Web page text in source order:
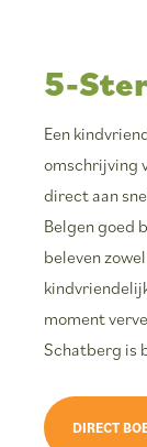
5-
Een
omschrijving
direct aan
Belgen goed
beleven
moment
Schatberg is
DIRECT